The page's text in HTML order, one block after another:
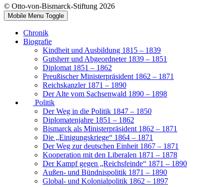
© Otto-von-Bismarck-Stiftung 2026
Mobile Menu Toggle
Chronik
Biografie
Kindheit und Ausbildung 1815 – 1839
Gutsherr und Abgeordneter 1839 – 1851
Diplomat 1851 – 1862
Preußischer Ministerpräsident 1862 – 1871
Reichskanzler 1871 – 1890
Der Alte vom Sachsenwald 1890 – 1898
Politik
Der Weg in die Politik 1847 – 1850
Diplomatenjahre 1851 – 1862
Bismarck als Ministerpräsident 1862 – 1871
Die „Einigungskriege“ 1864 – 1871
Der Weg zur deutschen Einheit 1867 – 1871
Kooperation mit den Liberalen 1871 – 1878
Der Kampf gegen „Reichsfeinde“ 1871 – 1890
Außen- und Bündnispolitik 1871 – 1890
Global- und Kolonialpolitik 1862 – 1897